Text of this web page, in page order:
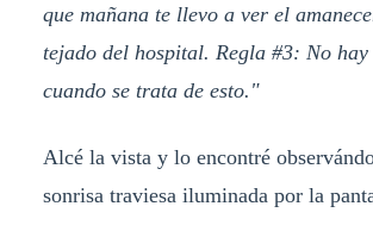
que mañana te llevo a ver el
tejado del hospital. Regla #3: No hay
cuando se trata de esto."
Alcé la vista y lo encontré
sonrisa traviesa iluminada por la